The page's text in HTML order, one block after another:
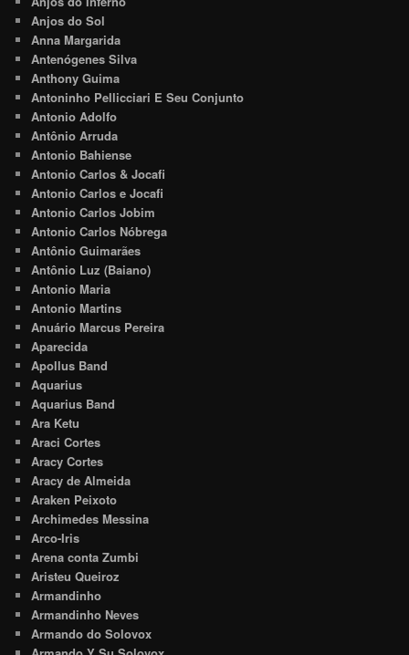
Anjos do Sol
Anna Margarida
Antenógenes Silva
Anthony Guima
Antoninho Pellicciari E Seu Conjunto
Antonio Adolfo
Antônio Arruda
Antonio Bahiense
Antonio Carlos & Jocafi
Antonio Carlos e Jocafi
Antonio Carlos Jobim
Antonio Carlos Nóbrega
Antônio Guimarães
Antônio Luz (Baiano)
Antonio Maria
Antonio Martins
Anuário Marcus Pereira
Aparecida
Apollus Band
Aquarius
Aquarius Band
Ara Ketu
Araci Cortes
Aracy Cortes
Aracy de Almeida
Araken Peixoto
Archimedes Messina
Arco-Iris
Arena conta Zumbi
Aristeu Queiroz
Armandinho
Armandinho Neves
Armando do Solovox